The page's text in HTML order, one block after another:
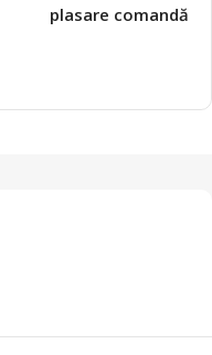
plasare comandă